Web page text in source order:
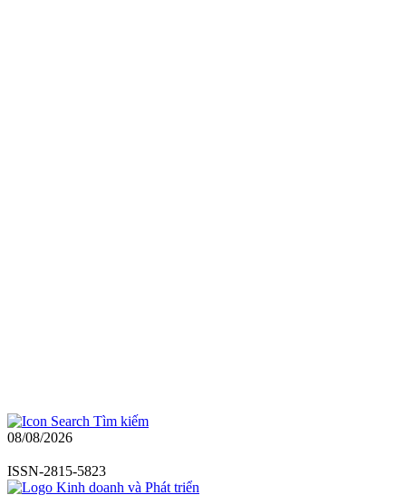
Tìm kiếm
08/08/2026
ISSN-2815-5823